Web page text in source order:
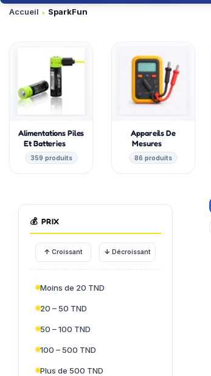
Accueil SparkFun
Alimentations Piles
Et Batteries
359 produits
Appareils De
Mesures
86 produits
💰 PRIX
↑ Croissant ↓ Décroissant
Moins de 20 TND
20 – 50 TND
50 – 100 TND
100 – 500 TND
Plus de 500 TND